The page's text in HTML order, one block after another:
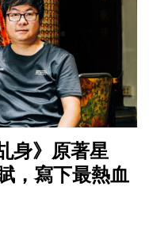
身》原著星
，寫下最熱血